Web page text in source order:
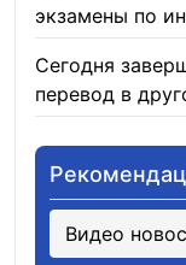
экзамены по
Сегодня
перевод в
Видео